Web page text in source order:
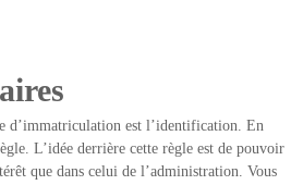
d’immatriculation est l’identification. En
L’idée derrière cette règle est de pouvoir
que dans celui de l’administration. Vous